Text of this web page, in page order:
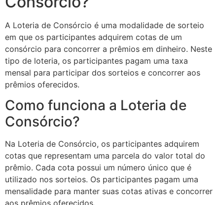
A Loteria de Consórcio é uma modalidade de sorteio
em que os participantes adquirem cotas de um
consórcio para concorrer a prêmios em dinheiro. Neste
tipo de loteria, os participantes pagam uma taxa
mensal para participar dos sorteios e concorrer aos
prêmios oferecidos.
Como funciona a Loteria de
Consórcio?
Na Loteria de Consórcio, os participantes adquirem
cotas que representam uma parcela do valor total do
prêmio. Cada cota possui um número único que é
utilizado nos sorteios. Os participantes pagam uma
mensalidade para manter suas cotas ativas e concorrer